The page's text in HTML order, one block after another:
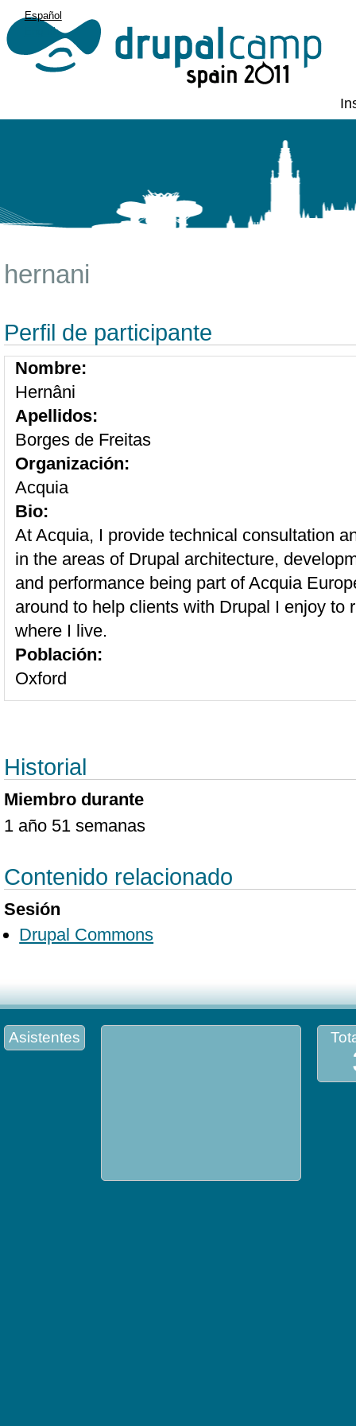
Español
English
hernani
Perfil de participante
Nombre:
Hernâni
Apellidos:
Borges de Freitas
Organización:
Acquia
Bio:
At Acquia, I provide technical consultation
in the areas of Drupal architecture,
and performance being part of Acquia
around to help clients with Drupal I enjoy to
where I live.
Población:
Oxford
Historial
Miembro durante
1 año 51 semanas
Contenido relacionado
Sesión
Drupal Commons
Asistentes